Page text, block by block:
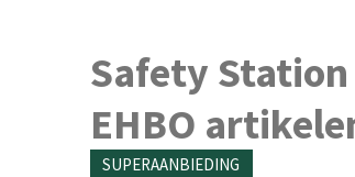
Safety
EHBO
SUPERAANBIEDING